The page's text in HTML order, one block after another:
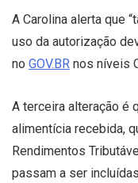
A Carolina alerta que
uso da autorização
no GOV.BR nos níveis
A terceira alteração é
alimentícia recebida,
Rendimentos
passam a ser